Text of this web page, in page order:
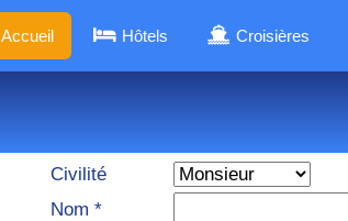
Accueil Hôtels Croisières
Civilité
Nom *